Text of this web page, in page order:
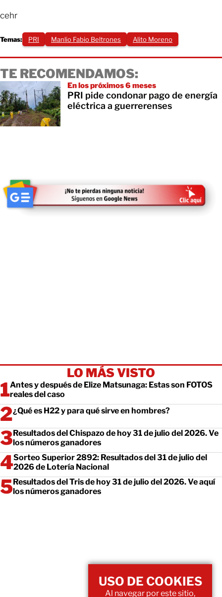
cehr
Temas: PRI Manlio Fabio Beltrones Alito Moreno
TE RECOMENDAMOS:
En los próximos 6 meses
PRI pide condonar pago de energía
eléctrica a guerrerenses
LO MÁS VISTO
Antes y después de Elize Matsunaga: Estas son FOTOS
reales del caso
¿Qué es H22 y para qué sirve en hombres?
Resultados del Chispazo de hoy 31 de julio del 2026. Ve
los números ganadores
Sorteo Superior 2892: Resultados del 31 de julio del
2026 de Lotería Nacional
Resultados del Tris de hoy 31 de julio del 2026. Ve aquí
los números ganadores
USO DE COOKIES
Al navegar por este sitio,